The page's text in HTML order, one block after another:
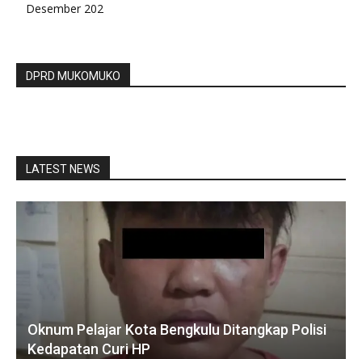
Desember 202
DPRD MUKOMUKO
LATEST NEWS
Oknum Pelajar Kota Bengkulu Ditangkap Polisi
Kedapatan Curi HP